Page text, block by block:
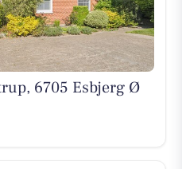
6705 Esbjerg Ø